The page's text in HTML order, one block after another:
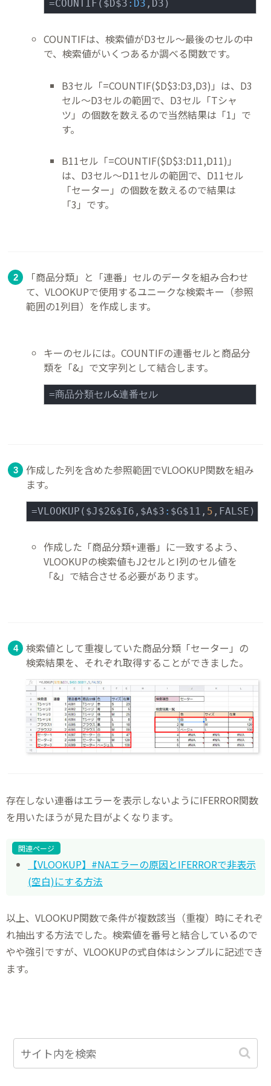
=COUNTIF($D$3 :D3 ,D3)
COUNTIFは、検索値がD3セル～最後のセルの中
で、検索値がいくつあるか調べる関数です。
B3セル「=COUNTIF($D$3:D3,D3)」は、D3
セル～D3セルの範囲で、D3セル「Tシャ
ツ」の個数を数えるので当然結果は「1」で
す。
B11セル「=COUNTIF($D$3:D11,D11)」
は、D3セル～D11セルの範囲で、D11セル
「セーター」の個数を数えるので結果は
「3」です。
「商品分類」と「連番」セルのデータを組み合わせ
て、VLOOKUPで使用するユニークな検索キー（参照
範囲の1列目）を作成します。
キーのセルには。COUNTIFの連番セルと商品分
類を「&」で文字列として結合します。
=商品分類セル&連番セル
作成した列を含めた参照範囲でVLOOKUP関数を組み
ます。
=VLOOKUP($J$2&$I6,$A$3 : $G$11, 5 ,FALSE)
作成した「商品分類+連番」に一致するよう、
VLOOKUPの検索値もJ2セルとI列のセル値を
「&」で結合させる必要があります。
検索値として重複していた商品分類「セーター」の
検索結果を、それぞれ取得することができました。
存在しない連番はエラーを表示しないようにIFERROR関数
を用いたほうが見た目がよくなります。
関連ページ
【VLOOKUP】#NAエラーの原因とIFERRORで非表示
(空白)にする方法
以上、VLOOKUP関数で条件が複数該当（重複）時にそれぞ
れ抽出する方法でした。検索値を番号と結合しているので
やや強引ですが、VLOOKUPの式自体はシンプルに記述でき
ます。